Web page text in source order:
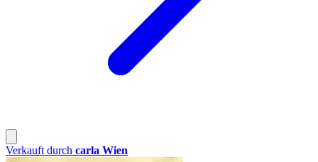
Verkauft durch carla Wien